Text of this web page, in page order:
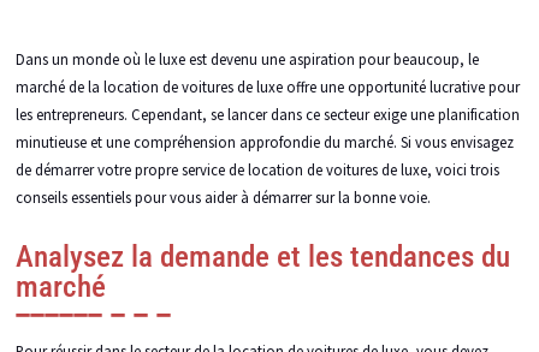
Dans un monde où le luxe est devenu une aspiration pour beaucoup, le
marché de la location de voitures de luxe offre une opportunité lucrative pour
les entrepreneurs. Cependant, se lancer dans ce secteur exige une planification
minutieuse et une compréhension approfondie du marché. Si vous envisagez
de démarrer votre propre service de location de voitures de luxe, voici trois
conseils essentiels pour vous aider à démarrer sur la bonne voie.
Analysez la demande et les tendances du
marché